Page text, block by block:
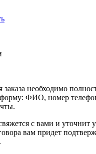
необходимо
ФИО, номер
с вами и уточнит
вам придет